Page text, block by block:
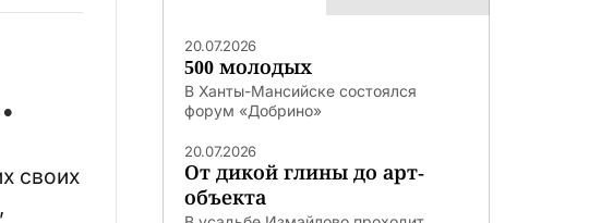
своих
20.07.2026
500 молодых
В Ханты-Мансийске состоялся
форум «Добрино»
20.07.2026
От дикой глины до арт-
объекта